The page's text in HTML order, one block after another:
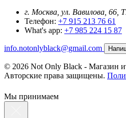
г. Москва, ул. Вавилова,
Телефон: +7 915 213 76 61
What's app: +7 985 224 15 87
info.notonlyblack@gmail.com
© 2026 Not Only Black - Магазин
Авторские права защищены.
Мы принимаем